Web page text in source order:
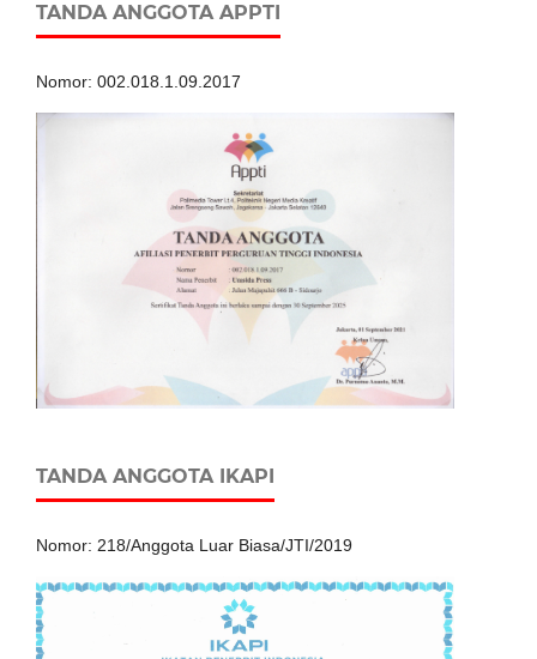
TANDA ANGGOTA APPTI
Nomor: 002.018.1.09.2017
TANDA ANGGOTA IKAPI
Nomor: 218/Anggota Luar Biasa/JTI/2019